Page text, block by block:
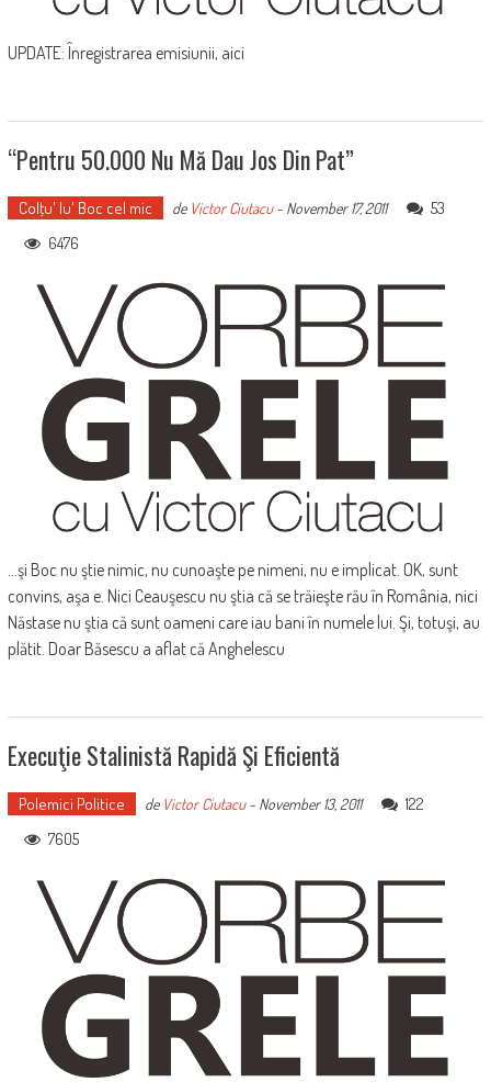
UPDATE: Înregistrarea emisiunii, aici
“Pentru 50.000 Nu Mă Dau Jos Din Pat”
Colţu' lu' Boc cel mic de Victor Ciutacu- November 17, 2011
53
6476
...şi Boc nu ştie nimic, nu cunoaşte pe nimeni, nu e implicat. OK, sunt
convins, aşa e. Nici Ceauşescu nu ştia că se trăieşte rău în România, nici
Năstase nu ştia că sunt oameni care iau bani în numele lui. Şi, totuşi, au
plătit. Doar Băsescu a aflat că Anghelescu
Execuţie Stalinistă Rapidă Şi Eficientă
Polemici Politice de Victor Ciutacu- November 13, 2011
122
7605